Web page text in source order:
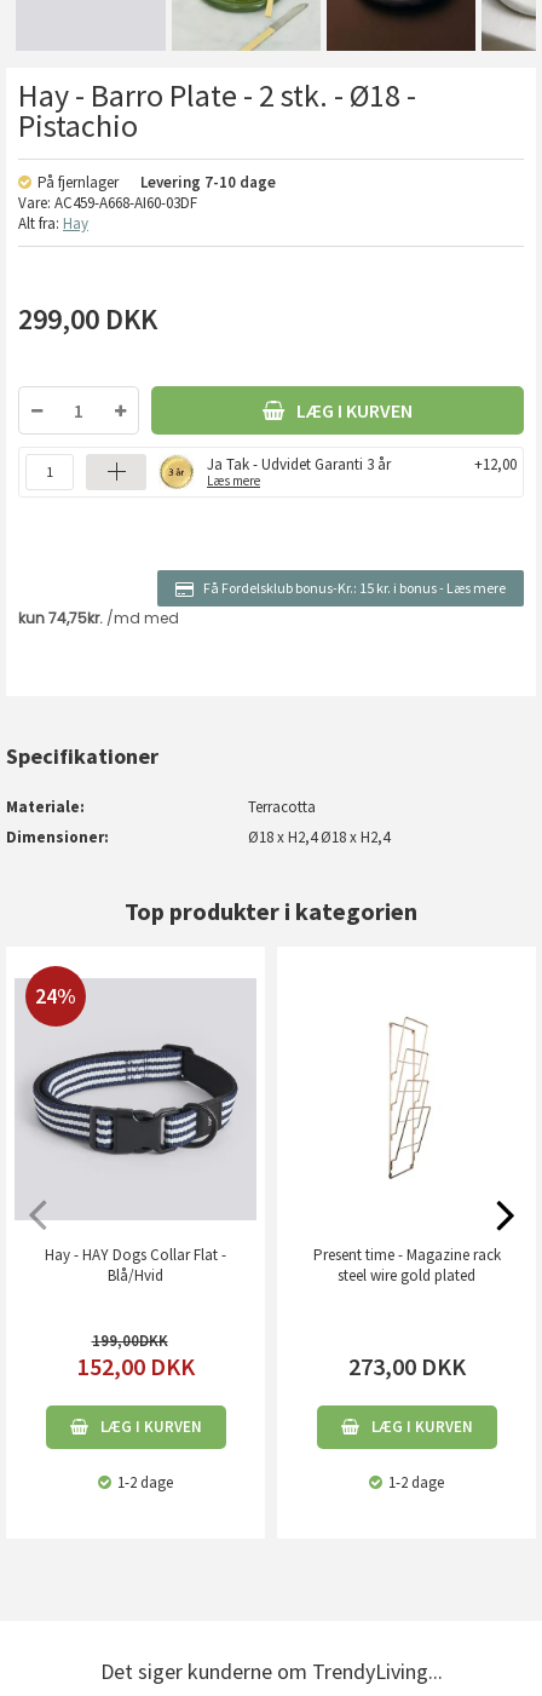
Hay - Barro Plate - 2 stk. - Ø18 -
Pistachio
På fjernlager Levering 7-10 dage
Vare: AC459-A668-AI60-03DF
Alt fra: Hay
299,00 DKK
LÆG I KURVEN
Ja Tak - Udvidet Garanti 3 år
Læs mere
+12,00
Få Fordelsklub bonus-Kr.: 15 kr. i bonus- Læs mere
Specifikationer
Materiale
Terracotta
Dimensioner
Ø18 x H2,4 Ø18 x H2,4
Top produkter i kategorien
24%
Hay - HAY Dogs Collar Flat -
Blå/Hvid
199,00
152,00 DKK
LÆG I KURVEN
1-2 dage
Present time - Magazine rack
steel wire gold plated
273,00 DKK
LÆG I KURVEN
1-2 dage
Det siger kunderne om TrendyLiving...